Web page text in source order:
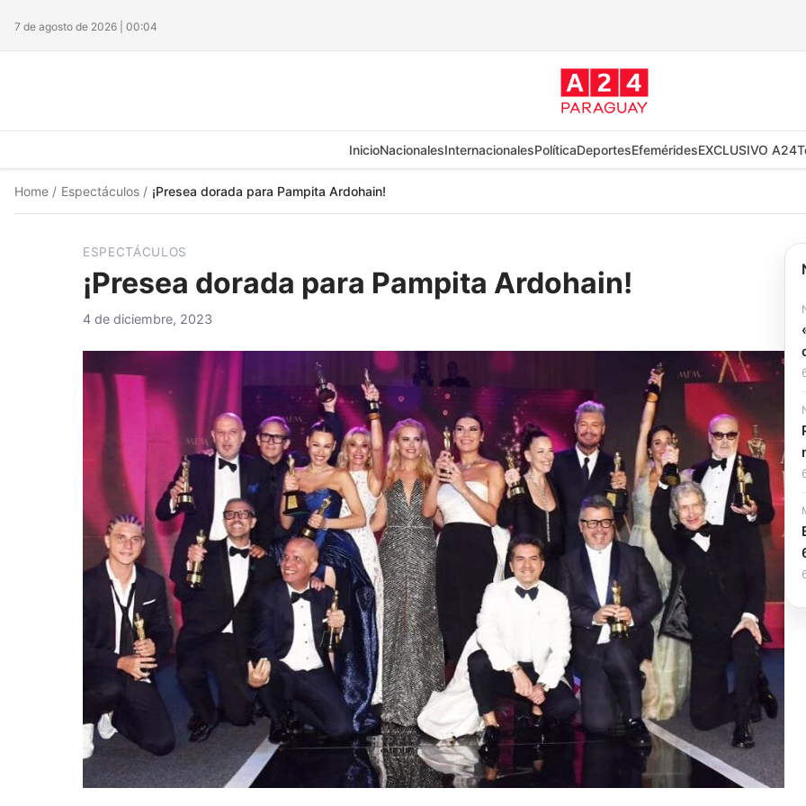
7 de agosto de 2026 | 00:04
InicioNacionalesInternacionalesPolíticaDeportesEfeméridesEXCLUSIVO A24
Home / Espectáculos / ¡Presea dorada para Pampita Ardohain!
ESPECTÁCULOS
¡Presea dorada para Pampita Ardohain!
4 de diciembre, 2023